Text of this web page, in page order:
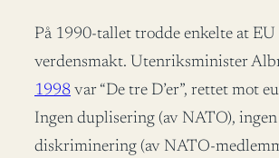
På 1990-tallet trodde enkelte at
verdensmakt. Utenriksminister
1998 var “De tre D’er”, rettet mot
Ingen duplisering (av NATO), ingen
diskriminering (av NATO-